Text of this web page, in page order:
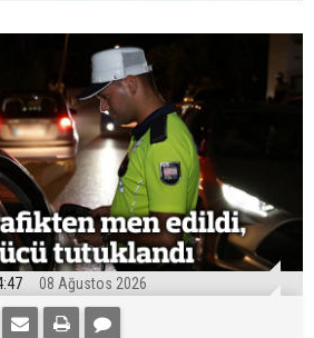
08 Ağustos 2026